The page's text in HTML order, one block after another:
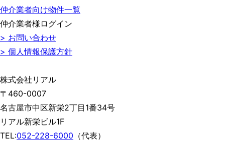
仲介業者向け物件一覧
仲介業者様ログイン
> お問い合わせ
> 個人情報保護方針
株式会社リアル
〒460-0007
名古屋市中区新栄2丁目1番34号
リアル新栄ビル1F
TEL:052-228-6000 （代表）